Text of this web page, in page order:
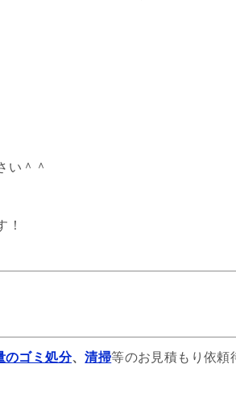
い＾＾
！
のゴミ処分、清掃等のお見積もり依頼